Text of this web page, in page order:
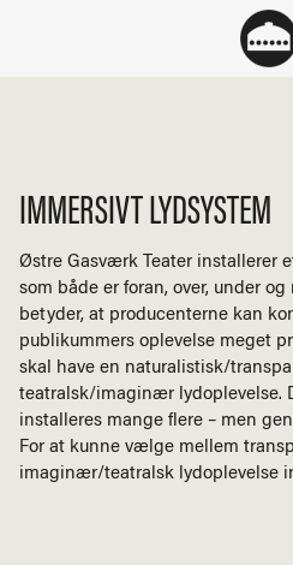
IMMERSIVT LYDSYSTEM
Østre Gasværk Teater installerer
som både er foran, over, under
betyder, at producenterne kan
publikummers oplevelse meget
skal have en naturalistisk/
teatralsk/imaginær lydoplevelse.
installeres mange flere – men
For at kunne vælge mellem
imaginær/teatralsk lydoplevelse